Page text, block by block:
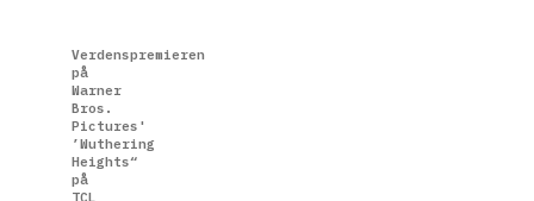
Verdenspremieren
på
Warner
Bros.
Pictures'
’Wuthering
Heights“
på